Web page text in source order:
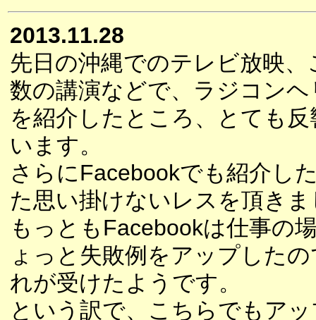
2013.11.28
先日の沖縄でのテレビ放映
数の講演などで、ラジコン
を紹介したところ、とても
います。
さらにFacebookでも紹介し
た思い掛けないレスを頂き
もっともFacebookは仕事の
ょっと失敗例をアップした
れが受けたようです。
という訳で、こちらでもア